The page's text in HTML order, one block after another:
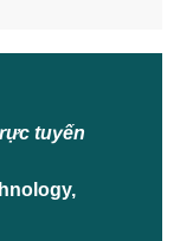
tuyến